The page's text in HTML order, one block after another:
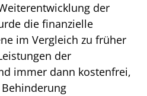
der
die finanzielle
im Vergleich zu früher
der
immer dann kostenfrei,